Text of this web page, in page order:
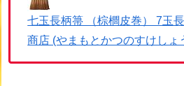
七玉長柄箒 （棕櫚皮巻） 7玉
商店 (やまもとかつのすけしょ